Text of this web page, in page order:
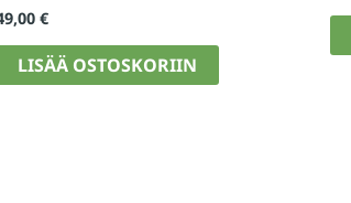
€
LISÄÄ OSTOSKORIIN